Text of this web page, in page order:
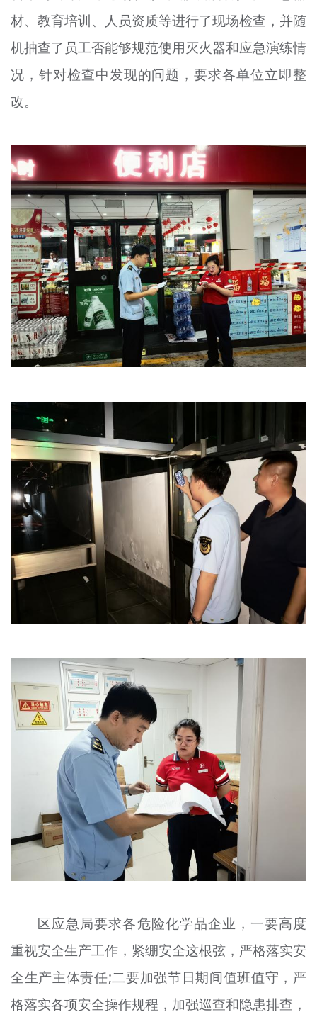
材、教育培训、人员资质等进行了现场检查，并随
机抽查了员工否能够规范使用灭火器和应急演练情
况，针对检查中发现的问题，要求各单位立即整
改。
区应急局要求各危险化学品企业，一要高度
重视安全生产工作，紧绷安全这根弦，严格落实安
全生产主体责任;二要加强节日期间值班值守，严
格落实各项安全操作规程，加强巡查和隐患排查，